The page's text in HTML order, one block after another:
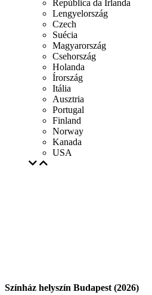
República da Irlanda
Lengyelország
Czech
Suécia
Magyarország
Csehország
Holanda
Írország
Itália
Ausztria
Portugal
Finland
Norway
Kanada
USA
Színház helyszín Budapest (2026)